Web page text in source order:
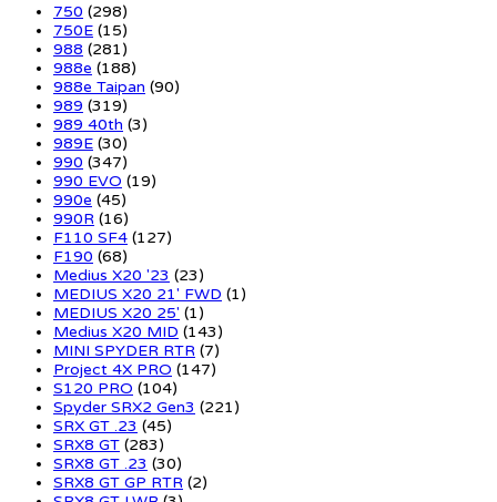
750 (298)
750E (15)
988 (281)
988e (188)
988e Taipan (90)
989 (319)
989 40th (3)
989E (30)
990 (347)
990 EVO (19)
990e (45)
990R (16)
F110 SF4 (127)
F190 (68)
Medius X20 '23 (23)
MEDIUS X20 21' FWD (1)
MEDIUS X20 25' (1)
Medius X20 MID (143)
MINI SPYDER RTR (7)
Project 4X PRO (147)
S120 PRO (104)
Spyder SRX2 Gen3 (221)
SRX GT .23 (45)
SRX8 GT (283)
SRX8 GT .23 (30)
SRX8 GT GP RTR (2)